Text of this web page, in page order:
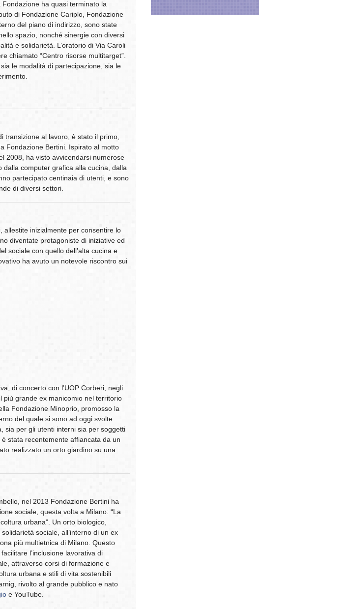
ha quasi terminato la
di Fondazione Cariplo, Fondazione
del piano di indirizzo, sono state
spazio, nonché sinergie con diversi
e solidarietà. L’oratorio di Via Caroli
chiamato “Centro risorse multitarget”.
le modalità di partecipazione, sia le
transizione al lavoro, è stato il primo,
Fondazione Bertini. Ispirato al motto
2008, ha visto avvicendarsi numerose
computer grafica alla cucina, dalla
partecipato centinaia di utenti, e sono
di diversi settori.
allestite inizialmente per consentire lo
diventate protagoniste di iniziative ed
sociale con quello dell’alta cucina e
ha avuto un notevole riscontro sui
di concerto con l’UOP Corberi, negli
più grande ex manicomio nel territorio
Fondazione Minoprio, promosso la
del quale si sono ad oggi svolte
sia per gli utenti interni sia per soggetti
stata recentemente affiancata da un
realizzato un orto giardino su una
nel 2013 Fondazione Bertini ha
sociale, questa volta a Milano: “La
urbana”. Un orto biologico,
sociale, all’interno di un ex
più multietnica di Milano. Questo
l’inclusione lavorativa di
attraverso corsi di formazione e
urbana e stili di vita sostenibili
rivolto al grande pubblico e nato
e YouTube.